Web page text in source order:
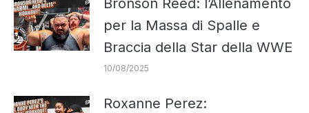
Bronson Reed: l’Allenamento
per la Massa di Spalle e
Braccia della Star della WWE
10/08/2025
Roxanne Perez: